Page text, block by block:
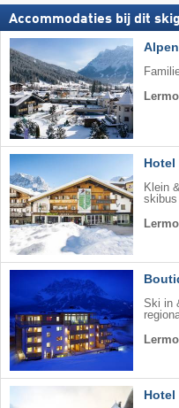
Accommodaties bij dit
Hotel
Klein
skibus
Ski in
Hotel